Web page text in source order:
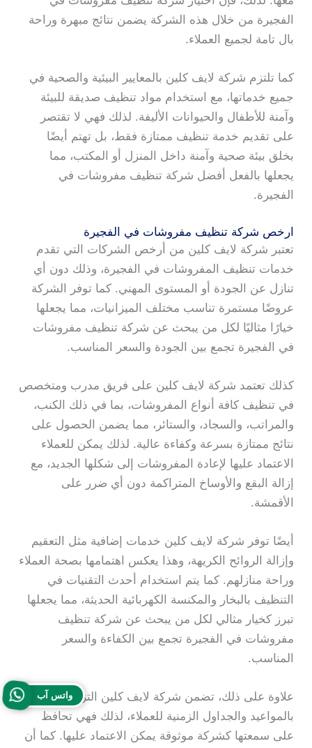
الفجيرة من خلال هذه الشركة يضمن نتائج مبهرة وراحة
بال تامة لجميع العملاء.
كما تلتزم شركة لايف كلين بالمعايير البيئية والصحية في
جميع خدماتها، مع استخدام مواد تنظيف صديقة للبيئة
وآمنة للأطفال والحيوانات الأليفة. لذلك فهي لا تقتصر
على تقديم خدمة تنظيف ممتازة فقط، بل تهتم أيضًا
بخلق بيئة صحية وآمنة داخل المنزل أو المكتب، مما
يجعلها بالفعل أفضل شركة تنظيف مفروشات في
الفجيرة.
ارخص شركة تنظيف مفروشات في الفجيرة
تعتبر شركة لايف كلين من أرخص الشركات التي تقدم
خدمات تنظيف المفروشات في الفجيرة، وذلك دون أي
تنازل عن الجودة أو المستوى المهني. كما توفر الشركة
عروضًا مستمرة تناسب مختلف الميزانيات، مما يجعلها
خيارًا مثاليًا لكل من يبحث عن شركة تنظيف مفروشات
في الفجيرة تجمع بين الجودة والسعر المناسب.
كذلك تعتمد شركة لايف كلين على فريق مدرب ومتخصص
في تنظيف كافة أنواع المفروشات، بما في ذلك الكنب،
والمراتب، والسجاد، والستائر، مما يضمن الحصول على
نتائج ممتازة بسرعة وكفاءة عالية. لذلك يمكن للعملاء
الاعتماد عليها لإعادة المفروشات إلى شكلها الجديد، مع
إزالة البقع والأوساخ المتراكمة دون أي ضرر على
الأقمشة.
أيضًا توفر شركة لايف كلين خدمات إضافية مثل التعقيم
وإزالة الروائح الكريهة، وهذا يعكس اهتمامها بصحة العملاء
وراحة منازلهم. كما يتم استخدام أحدث التقنيات في
التنظيف بالبخار والمكنسة الكهربائية الحديثة، مما يجعلها
تبرز كخيار مثالي لكل من يبحث عن شركة تنظيف
مفروشات في الفجيرة تجمع بين الكفاءة والسعر
المناسب.
علاوة على ذلك، تضمن شركة لايف كلين التزامًا تامًا
بالمواعيد والجداول الزمنية للعملاء، لذلك فهي تحافظ
على سمعتها كشركة موثوقة يمكن الاعتماد عليها. كما أن
واتس آب